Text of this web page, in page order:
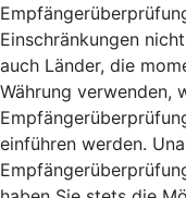
Einschränkungen
auch Länder, die
Währung verwenden,
einführen werden.